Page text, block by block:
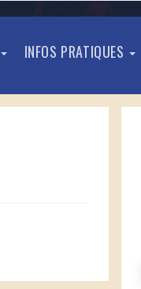
INFOS PRATIQUES